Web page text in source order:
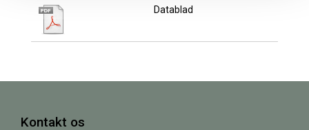
Datablad
Kontakt os